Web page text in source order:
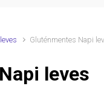
Gluténmentes Napi
leves